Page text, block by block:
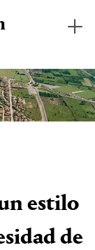
estilo
de